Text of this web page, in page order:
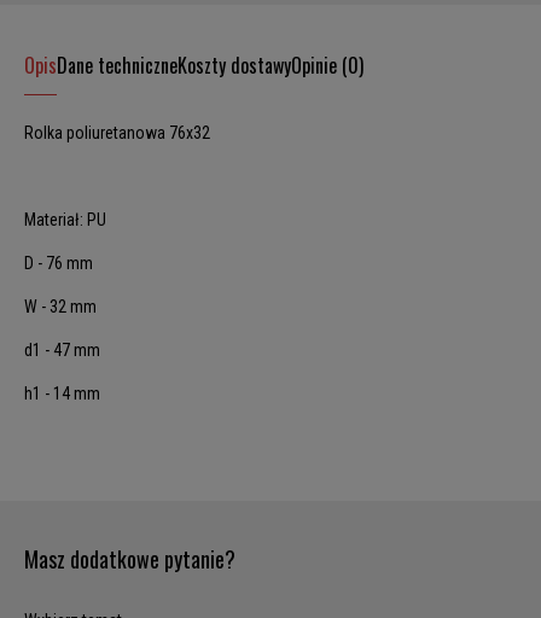
OpisDane techniczneKoszty dostawyOpinie (0)
Rolka poliuretanowa 76x32
Materiał: PU
D - 76 mm
W - 32 mm
d1 - 47 mm
h1 - 14 mm
Masz dodatkowe pytanie?